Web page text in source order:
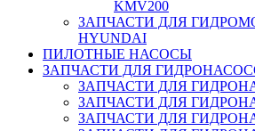
KMV200
ЗАПЧАСТИ ДЛЯ
HYUNDAI
ПИЛОТНЫЕ НАСОСЫ
ЗАПЧАСТИ ДЛЯ
ЗАПЧАСТИ ДЛЯ
ЗАПЧАСТИ ДЛЯ
ЗАПЧАСТИ ДЛЯ